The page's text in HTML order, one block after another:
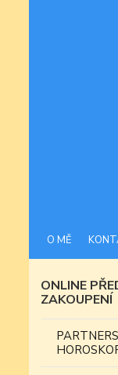
O MĚ
ONLINE
ZAKOUPENÍ